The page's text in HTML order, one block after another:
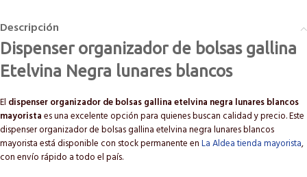
Descripción
Dispenser organizador de bolsas gallina
Etelvina Negra lunares blancos
El dispenser organizador de bolsas gallina etelvina negra lunares blancos
mayoristaes una excelente opción para quienes buscan calidad y precio. Este
dispenser organizador de bolsas gallina etelvina negra lunares blancos
mayorista está disponible con stock permanente enLa Aldea tienda mayorista,
con envío rápido a todo el país.